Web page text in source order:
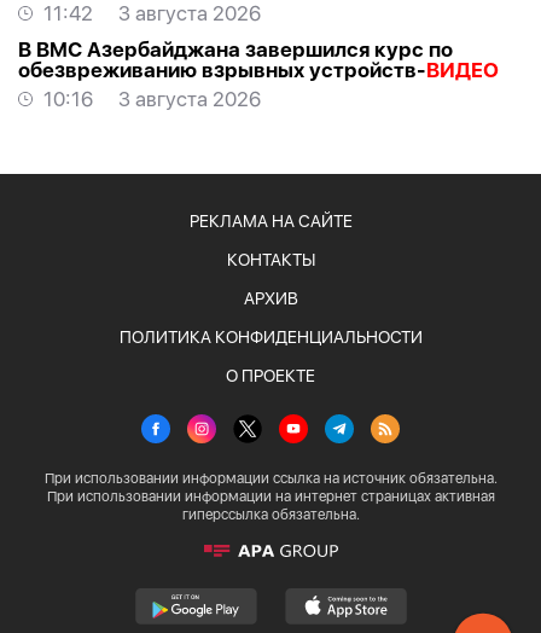
11:42
3 августа 2026
В ВМС Азербайджана завершился курс по
обезвреживанию взрывных устройств-ВИДЕО
10:16
3 августа 2026
РЕКЛАМА НА САЙТЕ
КОНТАКТЫ
АРХИВ
ПОЛИТИКА КОНФИДЕНЦИАЛЬНОСТИ
О ПРОЕКТЕ
При использовании информации ссылка на источник обязательна.
При использовании информации на интернет страницах активная
гиперссылка обязательна.